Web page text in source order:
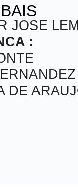
JOSE
:
DE